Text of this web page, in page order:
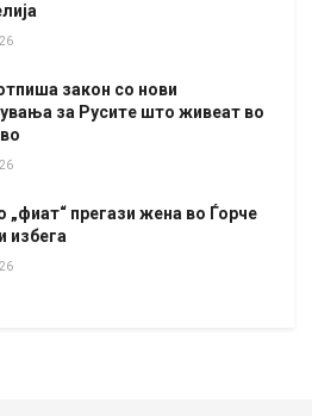
закон со нови
за Русите што живеат во
„фиат“ прегази жена во Ѓорче
избега